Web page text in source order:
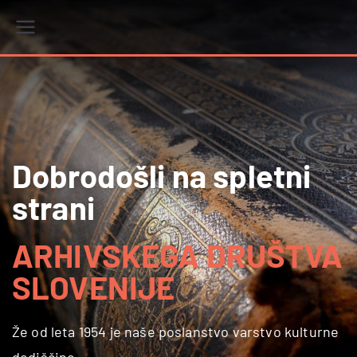
r
i
Dobrodošli na spletni
strani
ARHIVSKEGA DRUŠTVA
SLOVENIJE
Že od leta 1954 je naše poslanstvo varstvo kulturne